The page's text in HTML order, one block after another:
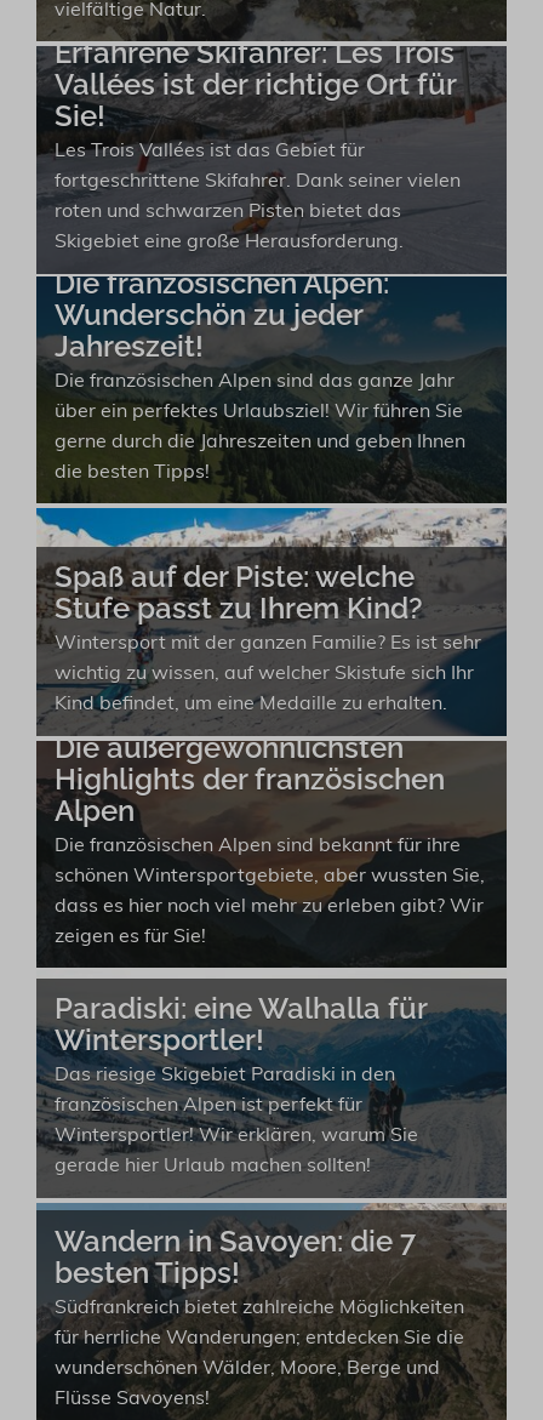
vielfältige Natur.
Erfahrene Skifahrer: Les Trois
Vallées ist der richtige Ort für
Sie!
Les Trois Vallées ist das Gebiet für
fortgeschrittene Skifahrer. Dank seiner vielen
roten und schwarzen Pisten bietet das
Skigebiet eine große Herausforderung.
Die französischen Alpen:
Wunderschön zu jeder
Jahreszeit!
Die französischen Alpen sind das ganze Jahr
über ein perfektes Urlaubsziel! Wir führen Sie
gerne durch die Jahreszeiten und geben Ihnen
die besten Tipps!
Spaß auf der Piste: welche
Stufe passt zu Ihrem Kind?
Wintersport mit der ganzen Familie? Es ist sehr
wichtig zu wissen, auf welcher Skistufe sich Ihr
Kind befindet, um eine Medaille zu erhalten.
Die außergewöhnlichsten
Highlights der französischen
Alpen
Die französischen Alpen sind bekannt für ihre
schönen Wintersportgebiete, aber wussten Sie,
dass es hier noch viel mehr zu erleben gibt? Wir
zeigen es für Sie!
Paradiski: eine Walhalla für
Wintersportler!
Das riesige Skigebiet Paradiski in den
französischen Alpen ist perfekt für
Wintersportler! Wir erklären, warum Sie
gerade hier Urlaub machen sollten!
Wandern in Savoyen: die 7
besten Tipps!
Südfrankreich bietet zahlreiche Möglichkeiten
für herrliche Wanderungen; entdecken Sie die
wunderschönen Wälder, Moore, Berge und
Flüsse Savoyens!